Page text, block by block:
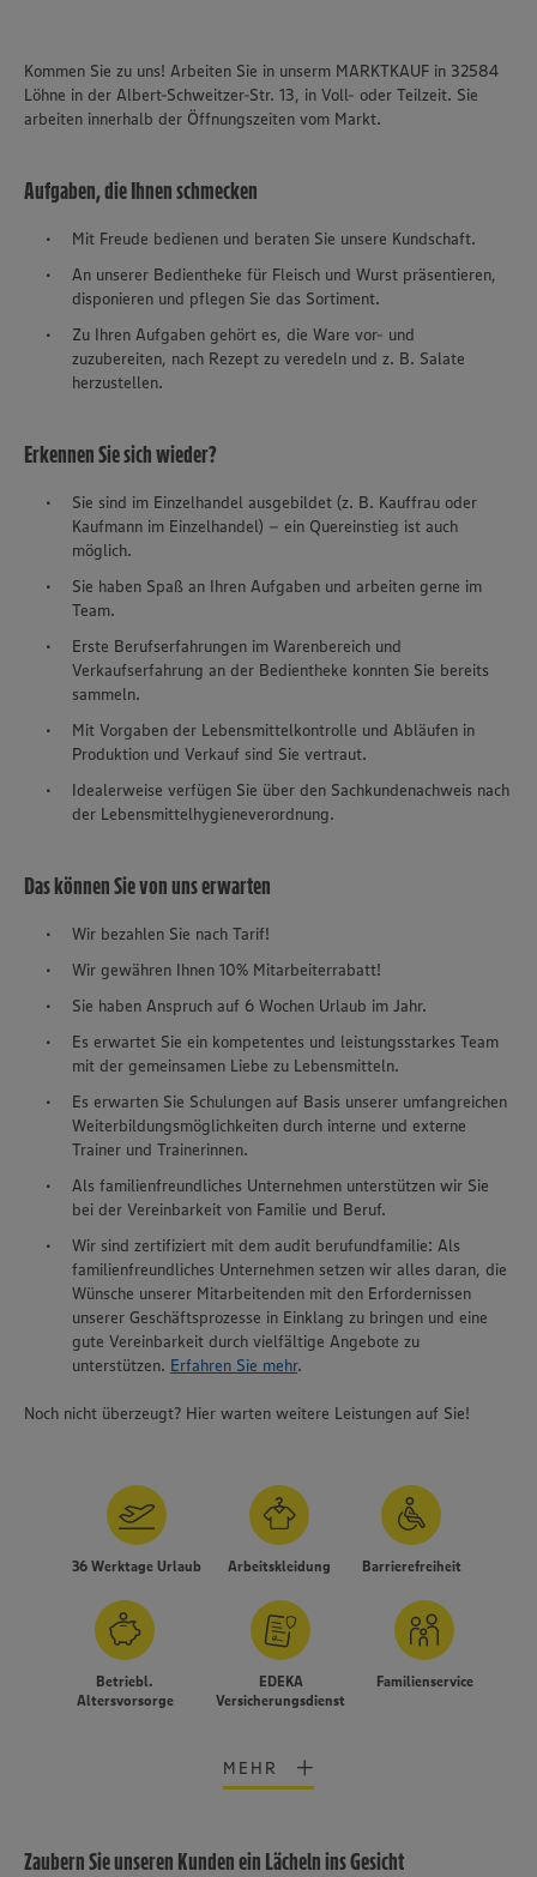
Kommen Sie zu uns! Arbeiten Sie in unserm MARKTKAUF in 32584
Löhne in der Albert-Schweitzer-Str. 13, in Voll- oder Teilzeit. Sie
arbeiten innerhalb der Öffnungszeiten vom Markt.
Aufgaben, die Ihnen schmecken
Mit Freude bedienen und beraten Sie unsere Kundschaft.
An unserer Bedientheke für Fleisch und Wurst präsentieren,
disponieren und pflegen Sie das Sortiment.
Zu Ihren Aufgaben gehört es, die Ware vor- und
zuzubereiten, nach Rezept zu veredeln und z. B. Salate
herzustellen.
Erkennen Sie sich wieder?
Sie sind im Einzelhandel ausgebildet (z. B. Kauffrau oder
Kaufmann im Einzelhandel) – ein Quereinstieg ist auch
möglich.
Sie haben Spaß an Ihren Aufgaben und arbeiten gerne im
Team.
Erste Berufserfahrungen im Warenbereich und
Verkaufserfahrung an der Bedientheke konnten Sie bereits
sammeln.
Mit Vorgaben der Lebensmittelkontrolle und Abläufen in
Produktion und Verkauf sind Sie vertraut.
Idealerweise verfügen Sie über den Sachkundenachweis nach
der Lebensmittelhygieneverordnung.
Das können Sie von uns erwarten
Wir bezahlen Sie nach Tarif!
Wir gewähren Ihnen 10% Mitarbeiterrabatt!
Sie haben Anspruch auf 6 Wochen Urlaub im Jahr.
Es erwartet Sie ein kompetentes und leistungsstarkes Team
mit der gemeinsamen Liebe zu Lebensmitteln.
Es erwarten Sie Schulungen auf Basis unserer umfangreichen
Weiterbildungsmöglichkeiten durch interne und externe
Trainer und Trainerinnen.
Als familienfreundliches Unternehmen unterstützen wir Sie
bei der Vereinbarkeit von Familie und Beruf.
Wir sind zertifiziert mit dem audit berufundfamilie: Als
familienfreundliches Unternehmen setzen wir alles daran, die
Wünsche unserer Mitarbeitenden mit den Erfordernissen
unserer Geschäftsprozesse in Einklang zu bringen und eine
gute Vereinbarkeit durch vielfältige Angebote zu
unterstützen. Erfahren Sie mehr.
Noch nicht überzeugt? Hier warten weitere Leistungen auf Sie!
36 Werktage Urlaub Arbeitskleidung Barrierefreiheit
Betriebl.
Altersvorsorge
EDEKA
Versicherungsdienst
Familienservice
MEHR
Zaubern Sie unseren Kunden ein Lächeln ins Gesicht